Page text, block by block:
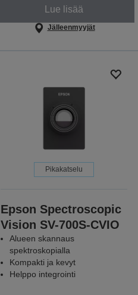
Lue lisää
Jälleenmyyjät
Pikakatselu
Epson Spectroscopic
Vision SV-700S-CVIO
Alueen skannaus
spektroskopialla
Kompakti ja kevyt
Helppo integrointi